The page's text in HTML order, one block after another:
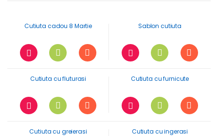
Cutiuta cadou 8 Martie Sablon cutiuta
Cutiuta cu fluturasi Cutiuta cu furnicute
Cutiuta cu greierasi Cutiuta cu ingerasi